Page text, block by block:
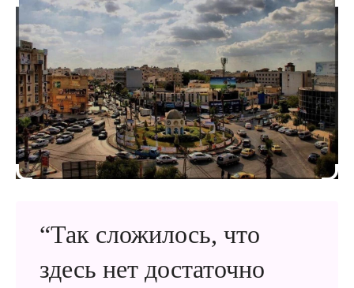
“Так сложилось, что
здесь нет достаточно